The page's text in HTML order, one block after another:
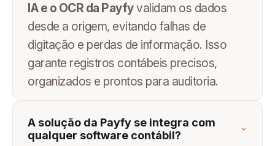
IA e o OCR da Payfyvalidam os dados
desde a origem, evitando falhas de
digitação e perdas de informação. Isso
garante registros contábeis precisos,
organizados e prontos para auditoria.
A solução da Payfy se integra com
qualquer software contábil?